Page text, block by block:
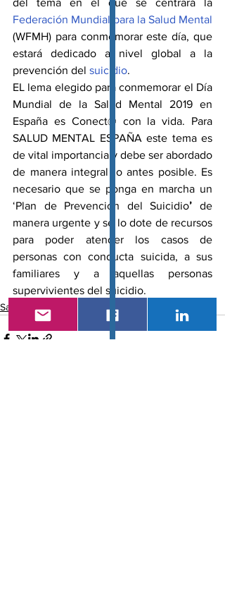
Federación Mundial para la Salud Mental
(WFMH) para conmemorar este día, que
estará dedicado a nivel global a la
prevención del suicidio.
EL lema elegido para conmemorar el Día
Mundial de la Salud Mental 2019 en
España es Conect@ con la vida. Para
SALUD MENTAL ESPAÑA este tema es
de vital importancia y debe ser abordado
de manera integral lo antes posible. Es
necesario que se ponga en marcha un
‘Plan de Prevención del Suicidio’ de
manera urgente y se lo dote de recursos
para poder atender los casos de
personas con conducta suicida, a sus
familiares y a aquellas personas
supervivientes del suicidio.
Salud Mental